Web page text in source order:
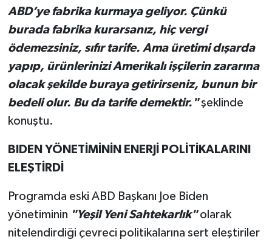
ABD’ye fabrika kurmaya geliyor. Çünkü
burada fabrika kurarsanız, hiç vergi
ödemezsiniz, sıfır tarife. Ama üretimi dışarda
yapıp, ürünlerinizi Amerikalı işçilerin zararına
olacak şekilde buraya getirirseniz, bunun bir
bedeli olur. Bu da tarife demektir."şeklinde
konuştu.
BIDEN YÖNETİMİNİN ENERJİ POLİTİKALARINI
ELEŞTİRDİ
Programda eski ABD Başkanı Joe Biden
yönetiminin "Yeşil Yeni Sahtekarlık"olarak
nitelendirdiği çevreci politikalarına sert eleştiriler